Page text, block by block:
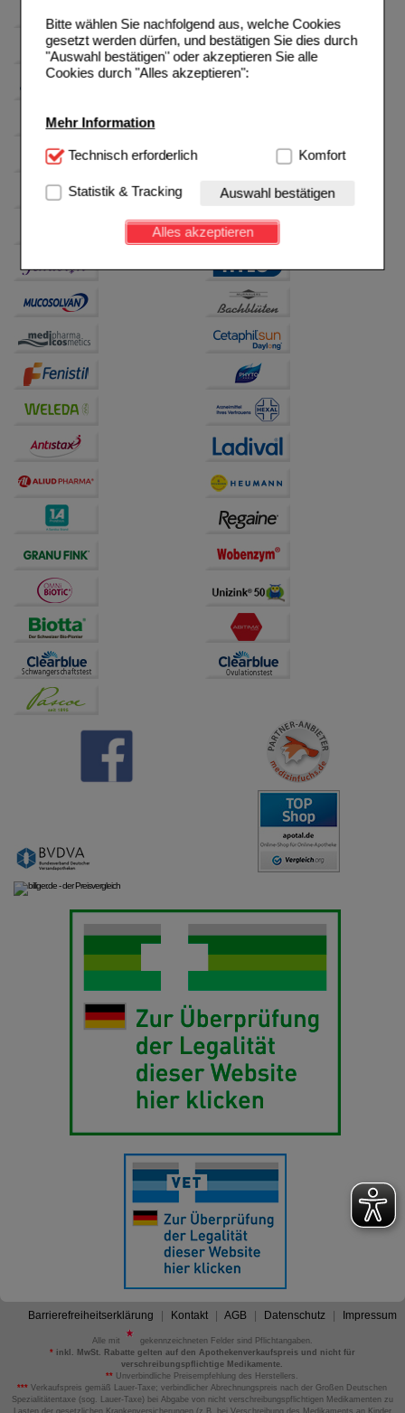
Bitte wählen Sie nachfolgend aus, welche Cookies
gesetzt werden dürfen, und bestätigen Sie dies durch
"Auswahl bestätigen" oder akzeptieren Sie alle
Cookies durch "Alles akzeptieren":
Mehr Information
Technisch Notwendig:Hierbei handelt es sich um
Website notwendig sind (z.B. Navigation, Warenkorb,
Kundenkonto), weshalb auf diese nicht verzichtet
werden kann.
Einkaufserlebnis noch ansprechender zu gestalten,
Besuchers oder unsere Seite an bevorzugte
Verhaltensweisen (z.B. Spracheinstellung)
anzupassen. Komfort-Cookies ermöglichen es uns
auch auf Ihre Bedürfnisse zugeschrittene Inhalte
anzuzeigen und unser Partnerprogramm zu
betreiben.
Statistik & Tracking:
Hierüber lassen sich
Informationen über die Art und Weise der Nutzung
unserer Website sammeln, mit deren Hilfe wir unsere
auf unserer Website aber auch die Werbung auf
Drittseiten möglichst relevant für Sie zu gestalten.
Bitte beachten Sie, dass Daten hierfür teilweise an
Dritte wie z.B. Google oder soziale Medien
Technisch erforderlich Komfort
Statistik & Tracking Auswahl bestätigen
Alles akzeptieren
Barrierefreiheitserklärung Kontakt AGB Datenschutz Impressum
Alle mit
gekennzeichneten Felder sind Pflichtangaben.
*inkl. MwSt. Rabatte gelten auf den Apothekenverkaufspreis und nicht für
verschreibungspflichtige Medikamente.
** Unverbindliche Preisempfehlung des Herstellers.
*** Verkaufspreis gemäß Lauer-Taxe; verbindlicher Abrechnungspreis nach der Großen Deutschen
Spezialitätentaxe (sog. Lauer-Taxe) bei Abgabe von nicht verschreibungspflichtigen Medikamenten zu
Lasten der gesetzlichen Krankenversicherungen (z.B. bei Verschreibung des Medikaments an Kinder